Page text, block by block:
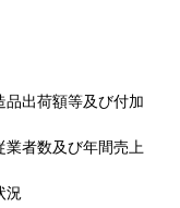
出荷額等及び付加
者数及び年間売上
況